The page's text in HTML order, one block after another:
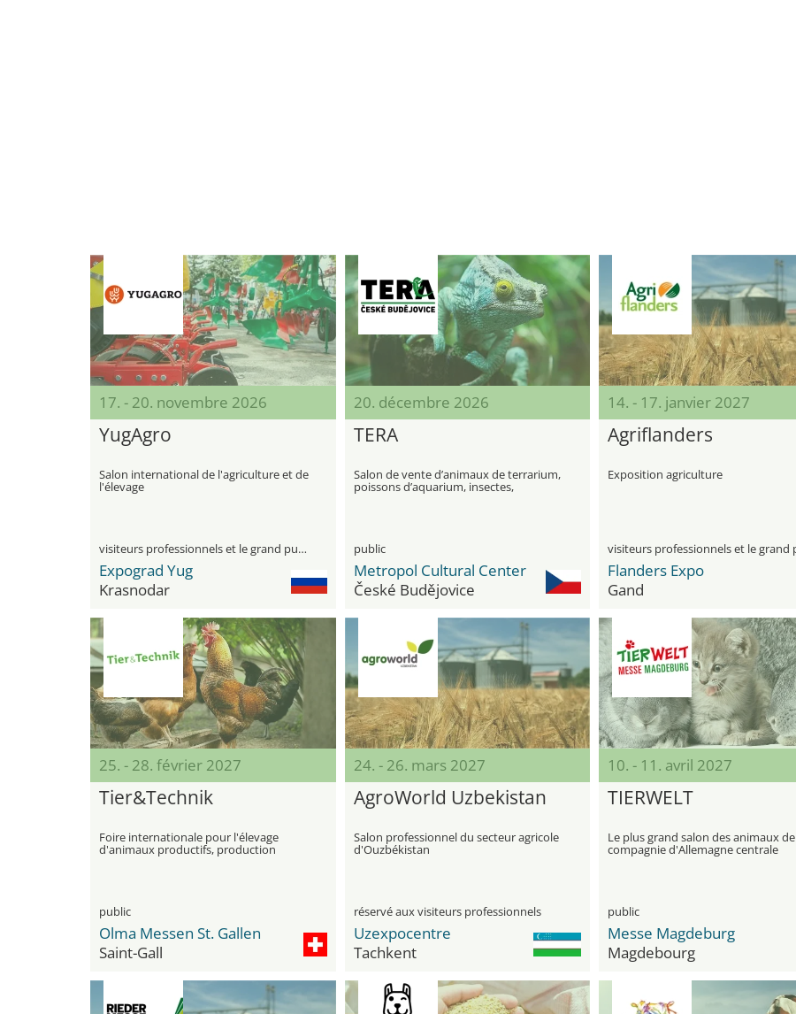
17. - 20. novembre 2026
YugAgro
Salon international de l'agriculture et de
l'élevage
visiteurs professionnels et le grand public
Expograd Yug
Krasnodar
20. décembre 2026
TERA
Salon de vente d’animaux de terrarium,
poissons d’aquarium, insectes,
nourriture, plantes et accessoires
public
Metropol Cultural Center
České Budějovice
14. - 17. janvier 2027
Agriflanders
Exposition agriculture
Flanders Expo
Gand
25. - 28. février 2027
Tier&Technik
Foire internationale pour l'élevage
d'animaux productifs, production
agricole, cultures spéciales et
public
Olma Messen St. Gallen
Saint-Gall
24. - 26. mars 2027
AgroWorld Uzbekistan
Salon professionnel du secteur agricole
d'Ouzbékistan
réservé aux visiteurs professionnels
Uzexpocentre
Tachkent
10. - 11. avril 2027
TIERWELT
Le plus grand salon des animaux de
compagnie d'Allemagne centrale
public
Messe Magdeburg
Magdebourg